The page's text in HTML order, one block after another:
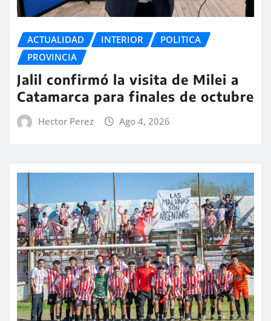
ACTUALIDAD INTERIOR
POLITICA
PROVINCIA
Jalil confirmó la visita de Milei a
Catamarca para finales de octubre
Hector Perez Ago 4, 2026